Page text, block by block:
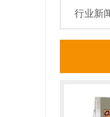
行业新